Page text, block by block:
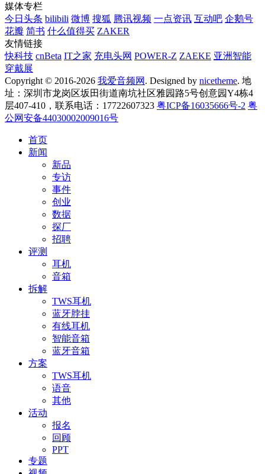
媒体专栏
今日头条 bilibili 微博 搜狐 腾讯视频 一点资讯 互动吧 企鹅号
花瓣 简书 什么值得买 ZAKER
友情链接
快科技 cnBeta IT之家 充电头网 POWER-Z ZAEKE 亚洲智能
穿戴展
Copyright © 2016-2026 我爱音频网 . Designed by nicetheme. 地
址：深圳市龙岗区坂田街道南坑社区雅园路5号创意园Y4栋4
层407-410，联系电话：17722607323 粤ICP备16035666号-2 粤
公网安备44030002009016号
首页
新闻
新品
专访
事件
创业
数据
探厂
招聘
评测
耳机
音箱
拆解
TWS耳机
蓝牙脖挂
有线耳机
智能音箱
蓝牙音箱
方案
TWS耳机
语音
其他
活动
报名
回顾
PPT
专题